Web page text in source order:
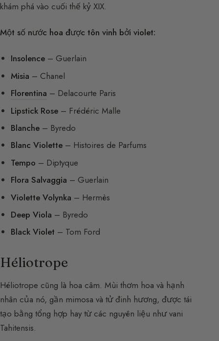
khám phá vào cuối thế kỷ XIX.
Một số nước hoa được tôn vinh bởi violet:
Insolence – Guerlain
Misia – Chanel
Florentina – Delacourte Paris
Lipstick Rose – Frédéric Malle
Blanche – Byredo
Blanc Violette – Histoires de Parfums
Tempo – Diptyque
Flora Salvaggia – Guerlain
Violette Volynka – Hermès
Deep Viola – Byredo
Black Violet – Tom Ford
Héliotrope
Héliotrope cũng là hoa câm. Mùi thơm hoa và hạnh
nhân của nó, gần mimosa và tử đinh hương, được tái
tạo bằng tổng hợp hay từ các nguyên liệu như vani
Tahitensis.